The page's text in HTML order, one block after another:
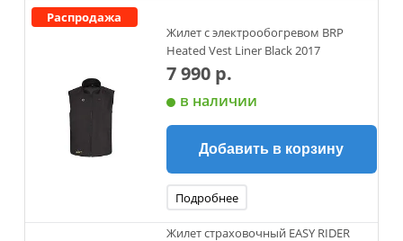
Распродажа
Жилет с электрообогревом BRP
Heated Vest Liner Black 2017
7 990 р.
в наличии
Добавить в корзину
Подробнее
Жилет страховочный EASY RIDER